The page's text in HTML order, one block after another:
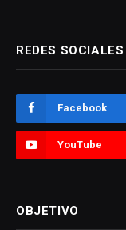
REDES SOCIALES
Facebook
YouTube
OBJETIVO